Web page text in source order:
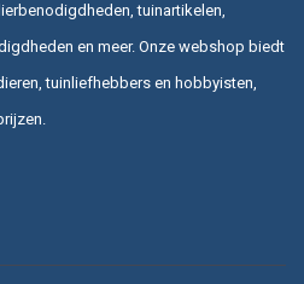
tuinartikelen,
en meer. Onze webshop biedt
tuinliefhebbers en hobbyisten,